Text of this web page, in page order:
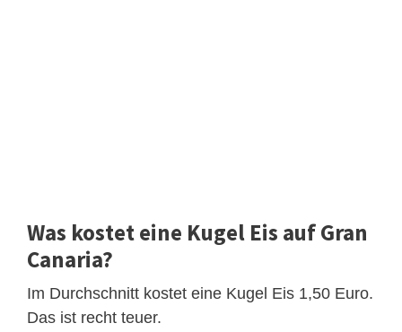
Was kostet eine Kugel Eis auf Gran
Canaria?
Im Durchschnitt kostet eine Kugel Eis 1,50 Euro.
Das ist recht teuer.